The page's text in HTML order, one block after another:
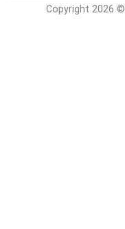
Copyright 2026 ©